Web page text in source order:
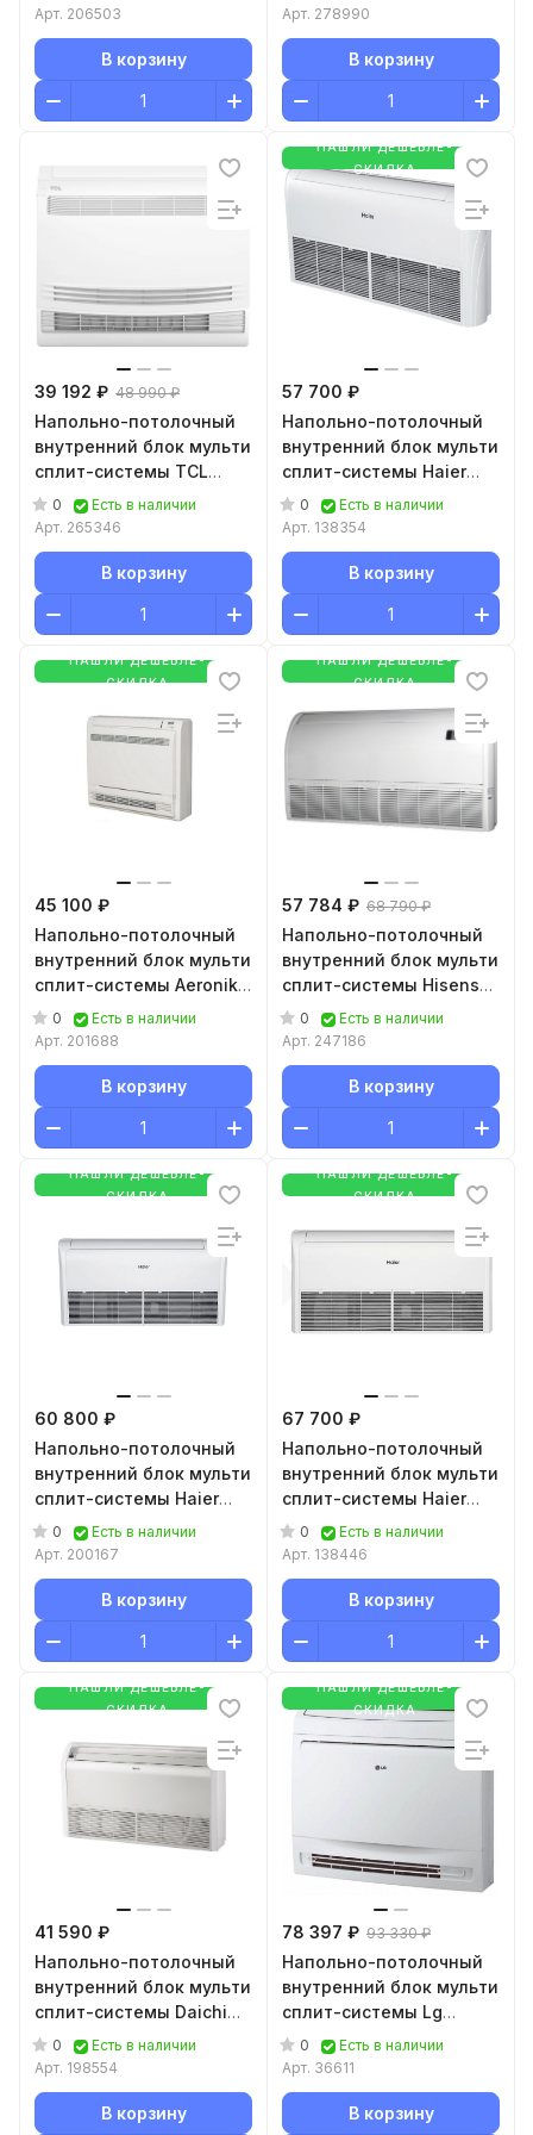
Арт. 206503
В корзину
FМ18HE)
Арт. 278990
В корзину
39 192 ₽ 48 990 ₽
Напольно-потолочный
внутренний блок мульти
сплит-системы TCL
Console TACM-CF18INV/R
0
Есть в наличии
Арт. 265346
В корзину
НАШЛИ ДЕШЕВЛЕ-
СКИДКА
57 700 ₽
Напольно-потолочный
внутренний блок мульти
сплит-системы Haier
AC35S2SG1FA
0
Есть в наличии
Арт. 138354
В корзину
НАШЛИ ДЕШЕВЛЕ-
СКИДКА
45 100 ₽
Напольно-потолочный
внутренний блок мульти
сплит-системы Aeronik
Multizone ASI-
18COHMZ(AEH(18)AA-
0
Есть в наличии
Арт. 201688
В корзину
НАШЛИ ДЕШЕВЛЕ-
СКИДКА
57 784 ₽ 68 790 ₽
Напольно-потолочный
внутренний блок мульти
сплит-системы Hisense
Free Match AVT-
24UR4RB8
0
Есть в наличии
Арт. 247186
В корзину
НАШЛИ ДЕШЕВЛЕ-
СКИДКА
60 800 ₽
Напольно-потолочный
внутренний блок мульти
сплит-системы Haier
AC50S2SG1FA
0
Есть в наличии
Арт. 200167
В корзину
НАШЛИ ДЕШЕВЛЕ-
СКИДКА
67 700 ₽
Напольно-потолочный
внутренний блок мульти
сплит-системы Haier
AC71S2SG1FA
0
Есть в наличии
Арт. 138446
В корзину
НАШЛИ ДЕШЕВЛЕ-
СКИДКА
41 590 ₽
Напольно-потолочный
внутренний блок мульти
сплит-системы Daichi
DA25AMKS1R
0
Есть в наличии
Арт. 198554
В корзину
НАШЛИ ДЕШЕВЛЕ-
СКИДКА
78 397 ₽ 93 330 ₽
Напольно-потолочный
внутренний блок мульти
сплит-системы Lg
CQ09.NA0R0
0
Есть в наличии
Арт. 36611
В корзину